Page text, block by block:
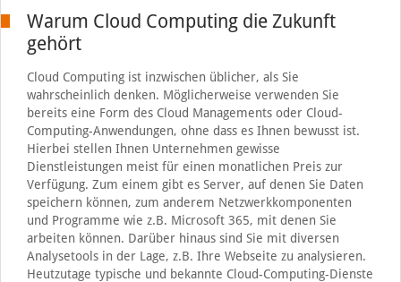
Warum Cloud Computing die Zukunft
gehört
Cloud Computing ist inzwischen üblicher, als Sie
wahrscheinlich denken. Möglicherweise verwenden Sie
bereits eine Form des Cloud Managements oder Cloud-
Computing-Anwendungen, ohne dass es Ihnen bewusst ist.
Hierbei stellen Ihnen Unternehmen gewisse
Dienstleistungen meist für einen monatlichen Preis zur
Verfügung. Zum einem gibt es Server, auf denen Sie Daten
speichern können, zum anderem Netzwerkkomponenten
und Programme wie z.B. Microsoft 365, mit denen Sie
arbeiten können. Darüber hinaus sind Sie mit diversen
Analysetools in der Lage, z.B. Ihre Webseite zu analysieren.
Heutzutage typische und bekannte Cloud-Computing-Dienste